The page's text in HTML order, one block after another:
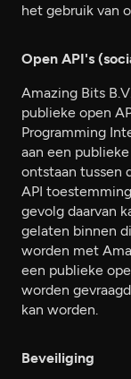
het gebruik van
Open API's
Amazing Bits
publieke open
Programming
aan een
ontstaan tussen
API
gevolg daarvan
gelaten binnen
worden met
een publieke
worden
kan worden.
Beveiliging